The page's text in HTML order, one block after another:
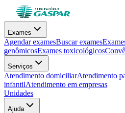
Exames
Agendar examesBuscar exames
genômicosExames toxicológicos
Serviços
Atendimento domiciliarAtendimento
infantilAtendimento em empresas
Unidades
Ajuda